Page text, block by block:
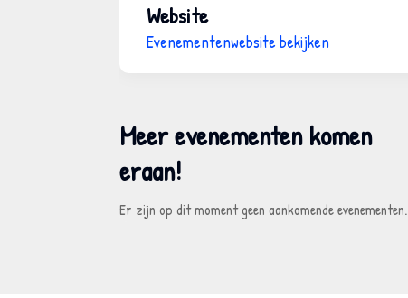
Website
Evenementenwebsite bekijken
Meer evenementen komen
eraan!
Er zijn op dit moment geen aankomende evenementen.